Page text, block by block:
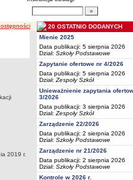
Wyszukiwarka artykułów
2019 r.
20 OSTATNIO DODANYCH
Mienie 2025
Data publikacji: 5 sierpnia 2026
Dział: Szkoły Podstawowe
Zapytanie ofertowe nr 4/2026
Data publikacji: 5 sierpnia 2026
Dział: Zespoły Szkół
Unieważnienie zapytania
3/2026
Data publikacji: 3 sierpnia 2026
Dział: Zespoły Szkół
Zarządzenie 22/2026
Data publikacji: 2 sierpnia 2026
Dział: Szkoły Podstawowe
Zarządzenie nr 21/2026
Data publikacji: 2 sierpnia 2026
Dział: Szkoły Podstawowe
Kontrole w 2026 r.